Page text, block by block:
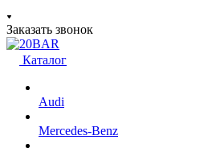
Заказать звонок
Каталог
Audi
Mercedes-Benz